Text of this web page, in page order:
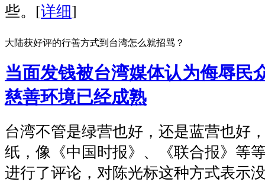
些。 [详细]
大陆获好评的行善方式到台湾怎么就招骂？
当面发钱被台湾媒体认为侮辱民
慈善环境已经成熟
台湾不管是绿营也好，还是蓝营也好
纸，像《中国时报》、《联合报》等
进行了评论，对陈光标这种方式表示